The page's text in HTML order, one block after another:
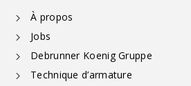
À propos
Jobs
Debrunner Koenig Gruppe
Technique d’armature